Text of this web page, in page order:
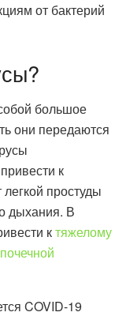
от бактерий
большое
они передаются
к
простуды
дыхания. В
ктяжелому
почечной
COVID-19